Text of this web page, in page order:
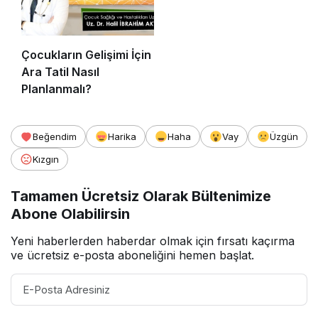
Çocukların Gelişimi İçin
Ara Tatil Nasıl
Planlanmalı?
Beğendim Harika Haha Vay
Üzgün
Kızgın
Tamamen Ücretsiz Olarak Bültenimize
Abone Olabilirsin
Yeni haberlerden haberdar olmak için fırsatı kaçırma
ve ücretsiz e-posta aboneliğini hemen başlat.